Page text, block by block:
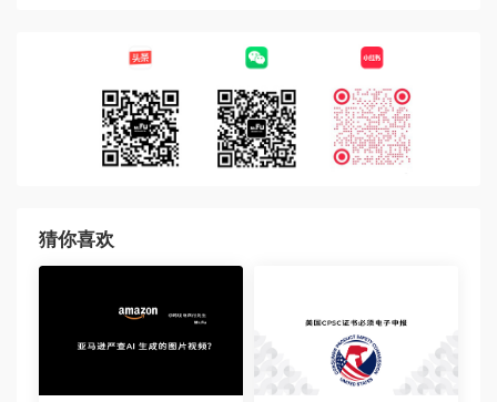
猜你喜欢